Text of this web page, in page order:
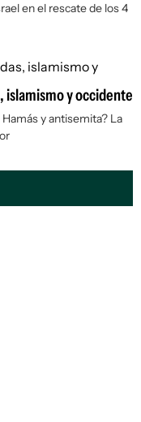
en el rescate de los 4
islamismo y occidente
y antisemita? La